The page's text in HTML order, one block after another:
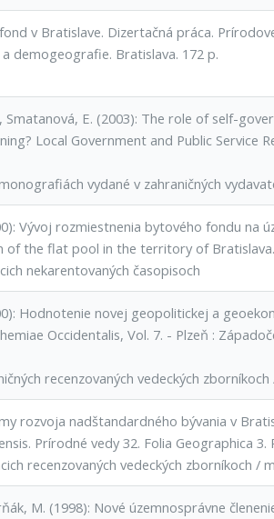
v Bratislave. Dizertačná práca.
demogeografie. Bratislava. 172 p.
Smatanová, E. (2003): The role of self-
Local Government and Public
vydané v zahraničných
Vývoj rozmiestnenia bytového fondu
the flat pool in the territory of Bratislava.
nekarentovaných časopisoch
Hodnotenie novej geopolitickej a
Occidentalis, Vol. 7. - Plzeň :
recenzovaných vedeckých
rozvoja nadštandardného bývania v
Prírodné vedy 32. Folia Geographica
recenzovaných vedeckých zborníkoch /
M. (1998): Nové územnosprávne